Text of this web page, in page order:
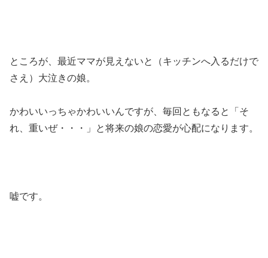
ところが、最近ママが見えないと（キッチンへ入るだけで
さえ）大泣きの娘。
かわいいっちゃかわいいんですが、毎回ともなると「そ
れ、重いぜ・・・」と将来の娘の恋愛が心配になります。
嘘です。